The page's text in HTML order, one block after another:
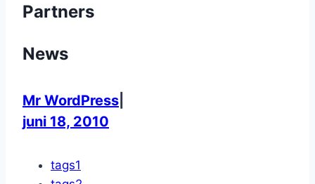
Partners
News
Mr WordPress
juni 18, 2010
tags1